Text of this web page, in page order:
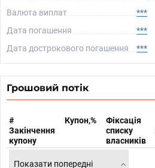
Валюта виплат
***
Дата погашення
***
Дата дострокового погашення
***
Грошовий потік
#
Закінчення
купону
Купон,%
Фіксація
списку
власників
Показати попередні